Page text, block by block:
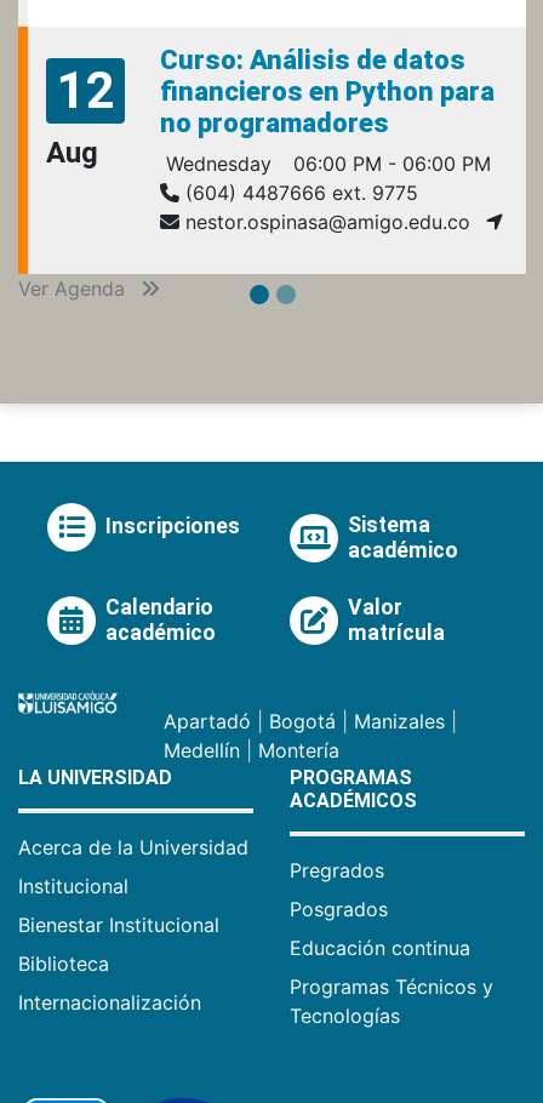
12
Aug
Curso: Análisis de datos
financieros en Python para
no programadores
Wednesday
06:00 PM - 06:00 PM
(604) 4487666 ext. 9775
nestor.ospinasa@amigo.edu.co
Ver Agenda
Inscripciones
Sistema
académico
Calendario
académico
Valor
matrícula
Apartadó Bogotá Manizales
Medellín
Montería
LA UNIVERSIDAD
Acerca de la Universidad
Institucional
Bienestar Institucional
Biblioteca
Internacionalización
PROGRAMAS
ACADÉMICOS
Pregrados
Posgrados
Educación continua
Programas Técnicos y
Tecnologías